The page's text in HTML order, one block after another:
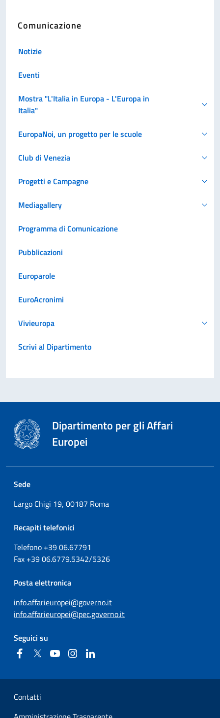
Comunicazione
Notizie
Eventi
Mostra "L'Italia in Europa - L'Europa in
Italia"
EuropaNoi, un progetto per le scuole
Club di Venezia
Progetti e Campagne
Mediagallery
Programma di Comunicazione
Pubblicazioni
Europarole
EuroAcronimi
Vivieuropa
Scrivi al Dipartimento
Dipartimento per gli Affari
Europei
Sede
Largo Chigi 19, 00187 Roma
Recapiti telefonici
Telefono +3906.67791
Fax +3906.6779.5342/5326
Posta elettronica
info.affarieuropei@governo.it
info.affarieuropei@pec.governo.it
Seguici su
FacebookTwitter YouTubeInstagram
Sezione Link Utili
Contatti